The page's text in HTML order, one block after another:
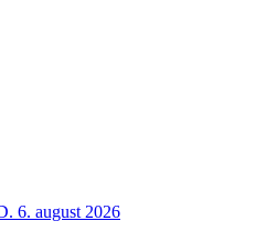
6. august 2026